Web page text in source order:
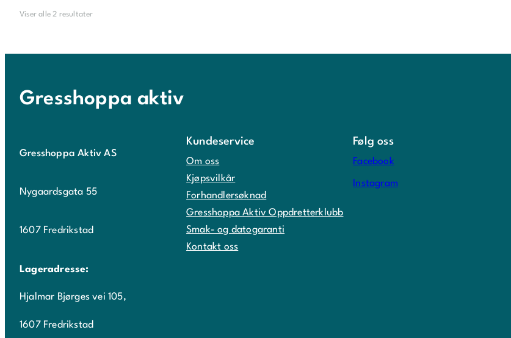
Viser alle 2 resultater
Gresshoppa aktiv
Gresshoppa Aktiv AS
Nygaardsgata 55
1607 Fredrikstad
Lageradresse:
Hjalmar Bjørges vei 105,
1607 Fredrikstad
Kundeservice
Om oss
Kjøpsvilkår
Forhandlersøknad
Gresshoppa Aktiv Oppdretterklubb
Smak- og datogaranti
Kontakt oss
Følg oss
Facebook
Instagram